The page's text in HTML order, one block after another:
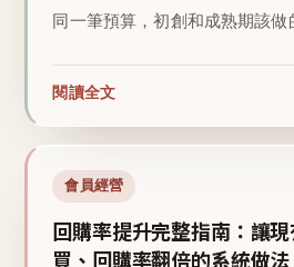
同一筆預算，初創和成熟期該做
閱讀全文
會員經營
回購率提升完整指南：讓
買、回購率翻倍的系統做法